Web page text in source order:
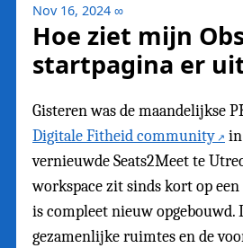
Nov 16, 2024 ∞
Hoe ziet mijn
startpagina er
Gisteren was de maandelijkse
Digitale Fitheid community
vernieuwde Seats2Meet te
workspace zit sinds kort op
is compleet nieuw opgebouwd.
gezamenlijke ruimtes en de